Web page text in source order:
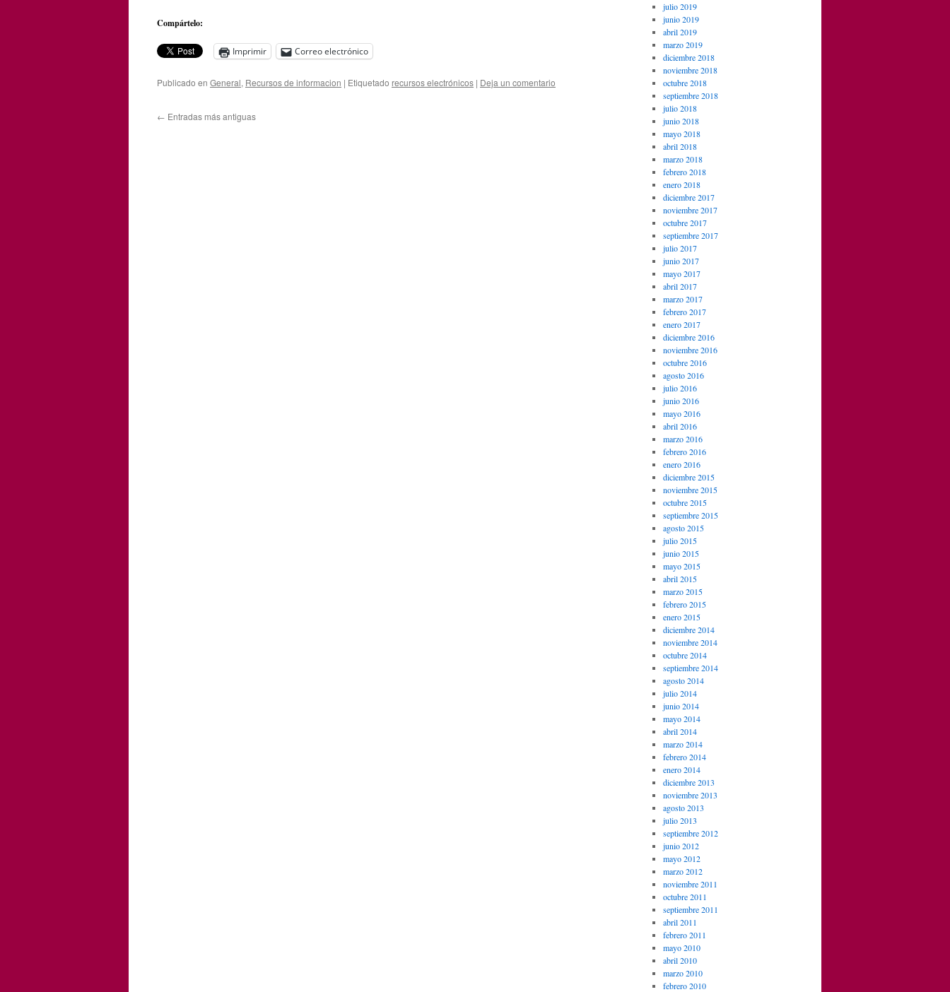
Compártelo:
Imprimir Correo electrónico
Publicado en General, Recursos de informacion | Etiquetado recursos electrónicos | Deja un comentario
← Entradas más antiguas
julio 2019
junio 2019
abril 2019
marzo 2019
diciembre 2018
noviembre 2018
octubre 2018
septiembre 2018
julio 2018
junio 2018
mayo 2018
abril 2018
marzo 2018
febrero 2018
enero 2018
diciembre 2017
noviembre 2017
octubre 2017
septiembre 2017
julio 2017
junio 2017
mayo 2017
abril 2017
marzo 2017
febrero 2017
enero 2017
diciembre 2016
noviembre 2016
octubre 2016
agosto 2016
julio 2016
junio 2016
mayo 2016
abril 2016
marzo 2016
febrero 2016
enero 2016
diciembre 2015
noviembre 2015
octubre 2015
septiembre 2015
agosto 2015
julio 2015
junio 2015
mayo 2015
abril 2015
marzo 2015
febrero 2015
enero 2015
diciembre 2014
noviembre 2014
octubre 2014
septiembre 2014
agosto 2014
julio 2014
junio 2014
mayo 2014
abril 2014
marzo 2014
febrero 2014
enero 2014
diciembre 2013
noviembre 2013
agosto 2013
julio 2013
septiembre 2012
junio 2012
mayo 2012
marzo 2012
noviembre 2011
octubre 2011
septiembre 2011
abril 2011
febrero 2011
mayo 2010
abril 2010
marzo 2010
febrero 2010